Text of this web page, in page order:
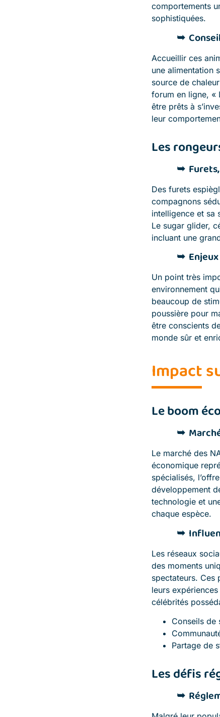
comportements
sophistiquées.
Accueillir ces
une alimentation
source de
forum en ligne, «
être prêts à
leur
Les
Des furets
compagnons
intelligence et sa
Le sugar glider,
incluant une
Un point très
environnement
beaucoup de
poussière pour
être conscients
monde sûr et
Impact
Le boom
Le marché des
économique
spécialisés,
développement
technologie et
chaque espèce.
Les réseaux
des moments
spectateurs. Ces
leurs
célébrités
Conseils de
Partage de
Les défis